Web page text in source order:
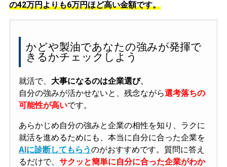
の42万円よりも6万円ほど高い金額です。
かどや製油であなたの強みが発揮で
きるかチェックしよう
就活で、 大事になるのは企業選び。
自分の強みが活かせないと、残念ながら選考落ちの
可能性が高いです。
あらかじめ自分の強みと企業の相性を知り、ラクに
就活を進めるためにも、本当に自分に合った企業を
AIに診断してもらうのがおすすめです。質問に答え
るだけで、 サクッと簡単に自分に合った企業がわか